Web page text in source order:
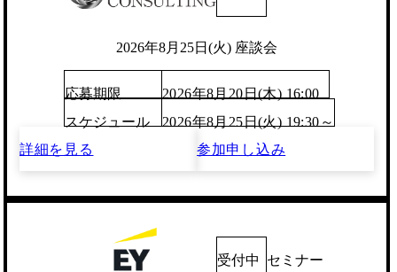
2026年8月25日(火) 座談会
応募期限
2026年8月20日(木) 16:00
スケジュール
2026年8月25日(火) 19:30～
詳細を見る
参加申し込み
受付中 セミナー